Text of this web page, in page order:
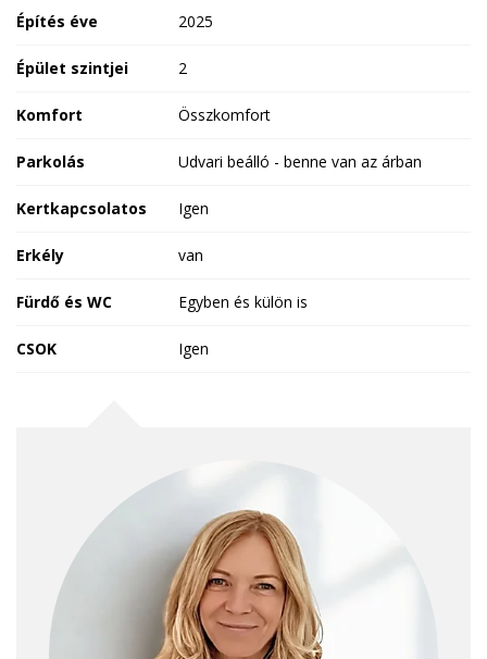
Építés éve 2025
Épület szintjei 2
Komfort Összkomfort
Parkolás Udvari beálló - benne van az árban
Kertkapcsolatos Igen
Erkély van
Fürdő és WC Egyben és külön is
CSOK Igen